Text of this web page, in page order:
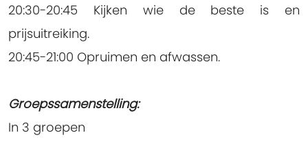
20:30-20:45 Kijken wie de beste is en
prijsuitreiking.
20:45-21:00 Opruimen en afwassen.
Groepssamenstelling:
In 3 groepen